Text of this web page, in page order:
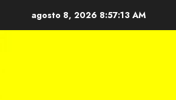
agosto 8, 2026 8:57:14 AM